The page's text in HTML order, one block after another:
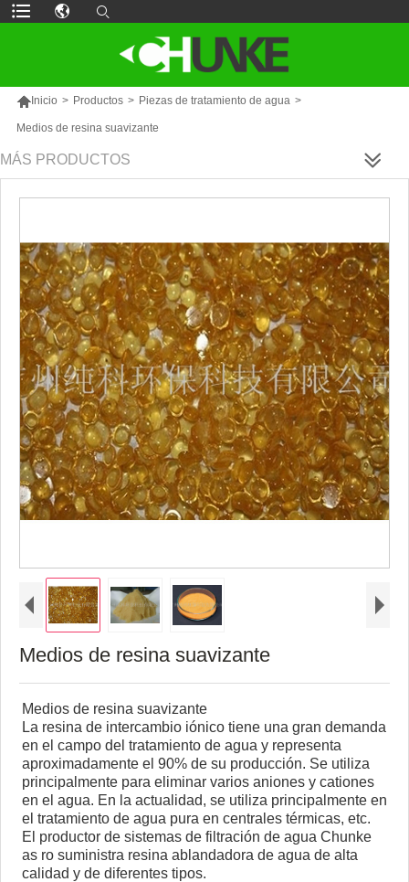
Inicio > Productos > Piezas de tratamiento de agua >
Medios de resina suavizante
MÁS PRODUCTOS
Medios de resina suavizante
Medios de resina suavizante
La resina de intercambio iónico tiene una gran demanda
en el campo del tratamiento de agua y representa
aproximadamente el 90% de su producción. Se utiliza
principalmente para eliminar varios aniones y cationes
en el agua. En la actualidad, se utiliza principalmente en
el tratamiento de agua pura en centrales térmicas, etc.
El productor de sistemas de filtración de agua Chunke
as ro suministra resina ablandadora de agua de alta
calidad y de diferentes tipos.